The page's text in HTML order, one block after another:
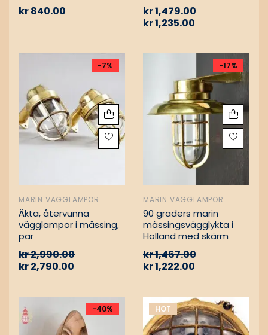
kr840.00 kr1,479.00
kr1,235.00
-7%
MARIN VÄGGLAMPOR
Äkta, återvunna
vägglampor i mässing,
par
kr2,990.00
kr2,790.00
-17%
MARIN VÄGGLAMPOR
90 graders marin
mässingsvägglykta i
Holland med skärm
kr1,467.00
kr1,222.00
-40% HOT